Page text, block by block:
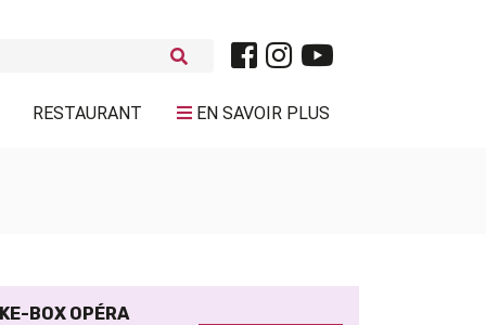
RESTAURANT EN SAVOIR PLUS
BOX OPÉRA